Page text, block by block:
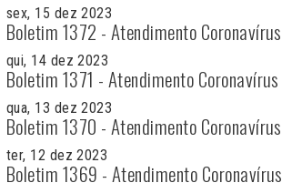
sex, 15 dez 2023
Boletim 1372 - Atendimento Coronavírus
qui, 14 dez 2023
Boletim 1371 - Atendimento Coronavírus
qua, 13 dez 2023
Boletim 1370 - Atendimento Coronavírus
ter, 12 dez 2023
Boletim 1369 - Atendimento Coronavírus